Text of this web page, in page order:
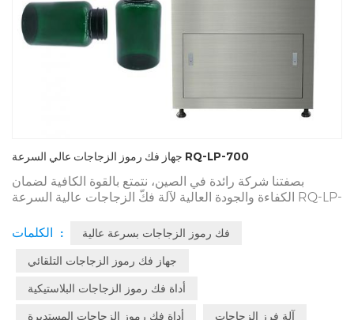
جهاز فك رموز الزجاجات عالي السرعة RQ-LP-700
بصفتنا شركة رائدة في الصين، نتمتع بالقوة الكافية لضمان
الكفاءة والجودة العالية لآلة فكّ الزجاجات عالية السرعة RQ-LP-
وإجراءات اختبار صارمة لضمان استقرار المعدات ومتانتها. نواكب
أحدث تطورات الصناعة ونحقق مزايا رائدة بفضل أفكار البحث
والتطوير الطموحة.
الكلمات :
فك رموز الزجاجات بسرعة عالية
جهاز فك رموز الزجاجات التلقائي
أداة فك رموز الزجاجات البلاستيكية
أداة فك رموز الزجاجات المستديرة
آلة فرز الزجاجات